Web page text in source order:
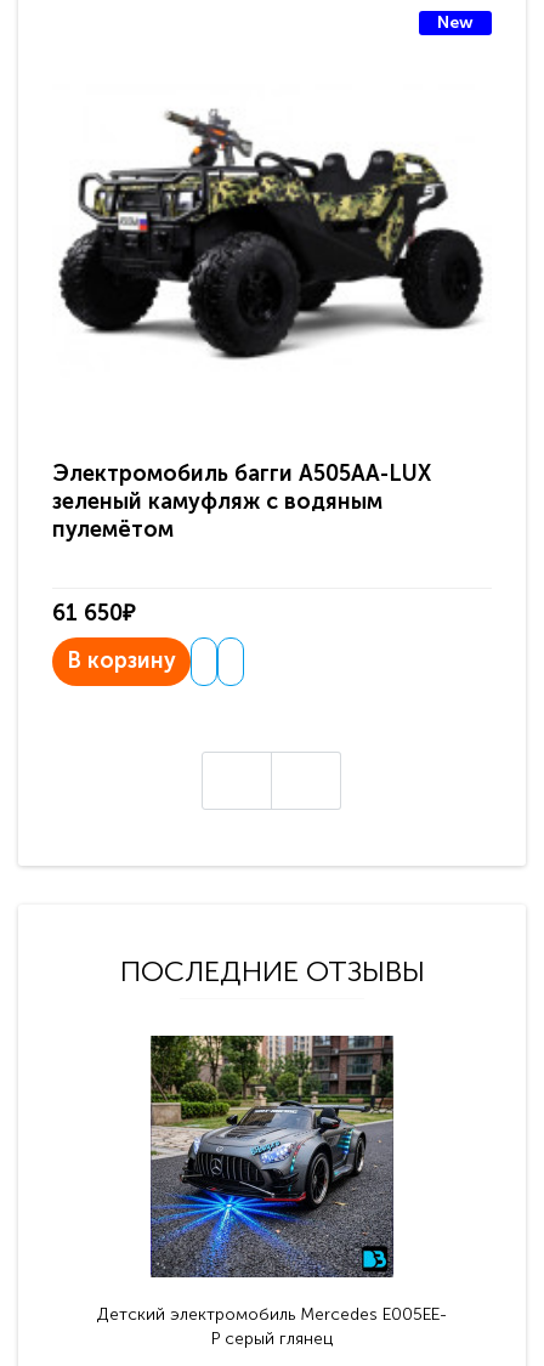
New
Электромобиль багги A505AA-LUX
зеленый камуфляж с водяным
пулемётом
61 650₽
В корзину
ПОСЛЕДНИЕ ОТЗЫВЫ
Детский электромобиль Mercedes E005EE-
P серый глянец